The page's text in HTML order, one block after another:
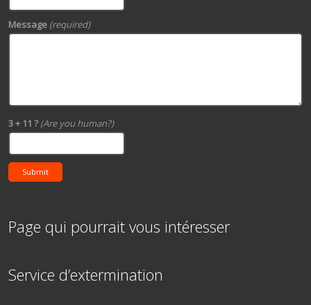
Message (required)
3 + 11 ?(Are you human?)
Submit
Page qui pourrait vous intéresser
Service d’extermination